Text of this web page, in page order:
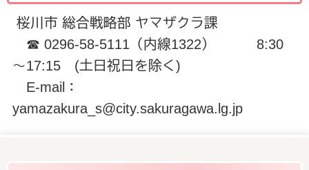
桜川市 総合戦略部 ヤマザクラ課
☎ 0296-58-5111（内線1322） 8:30
～17:15 (土日祝日を除く)
E‐mail：
yamazakura_s@city.sakuragawa.lg.jp